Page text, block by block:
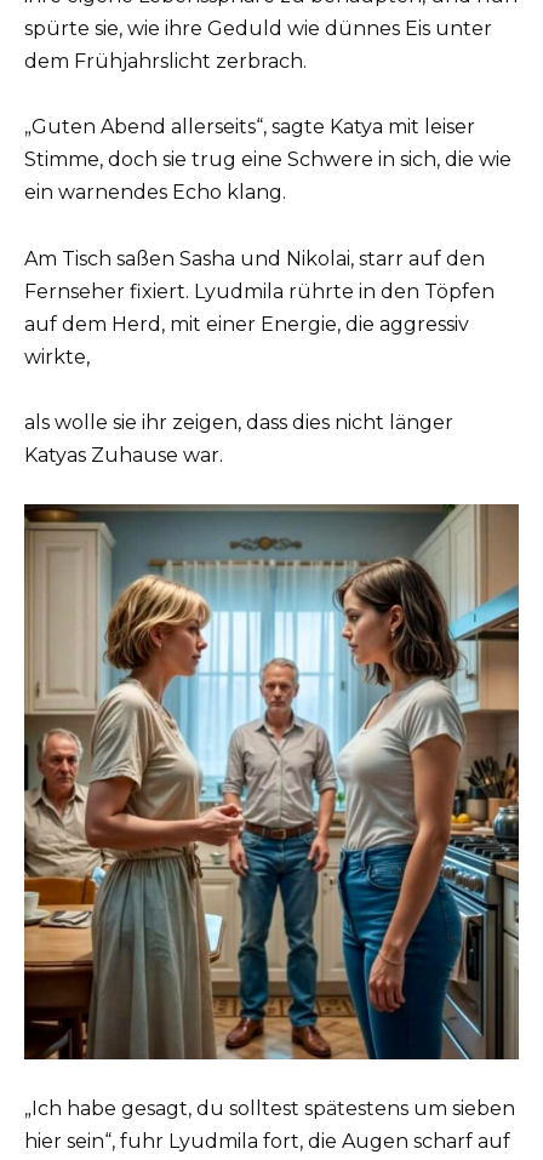
spürte sie, wie ihre Geduld wie dünnes Eis unter
dem Frühjahrslicht zerbrach.
„Guten Abend allerseits“, sagte Katya mit leiser
Stimme, doch sie trug eine Schwere in sich, die wie
ein warnendes Echo klang.
Am Tisch saßen Sasha und Nikolai, starr auf den
Fernseher fixiert. Lyudmila rührte in den Töpfen
auf dem Herd, mit einer Energie, die aggressiv
wirkte,
als wolle sie ihr zeigen, dass dies nicht länger
Katyas Zuhause war.
„Ich habe gesagt, du solltest spätestens um sieben
hier sein“, fuhr Lyudmila fort, die Augen scharf auf